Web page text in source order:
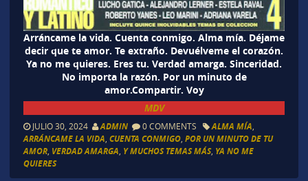
Arráncame la vida. Cuenta conmigo. Alma mía. Déjame
decir que te amor. Te extraño. Devuélveme el corazón.
Ya no me quieres. Eres tu. Verdad amarga. Sinceridad.
No importa la razón. Por un minuto de
amor.Compartir. Voy
MDV
JULIO 30, 2024 ADMIN 0 COMMENTS ALMA MÍA
ARRÁNCAME LA VIDA CUENTA CONMIGO, POR UN MINUTO DE TU
AMOR, VERDAD AMARGA Y MUCHOS TEMAS MÁS, YA NO ME
QUIERES